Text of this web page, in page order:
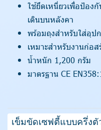
ใช้ยึดเหนี่ยวเพื่อป้อง
เดินบนหลังคา
พร้อมถุงสำหรับใส่อุป
เหมาะสำหรับงานก่อส
น้ำหนัก 1,200 กรัม
มาตรฐาน CE
เข็มขัดเซฟตี้แบบครึ่ง